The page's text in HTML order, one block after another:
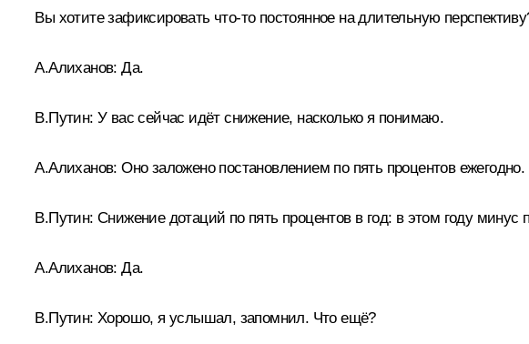
Вы хотите зафиксировать что‑то постоянное на длительную
А.Алиханов:Да.
В.Путин: У вас сейчас идёт снижение, насколько я понимаю.
А.Алиханов:Оно заложено постановлением по пять процентов ежегодно.
В.Путин: Снижение дотаций по пять процентов в год: в этом году
А.Алиханов: Да.
В.Путин: Хорошо, я услышал, запомнил. Что ещё?